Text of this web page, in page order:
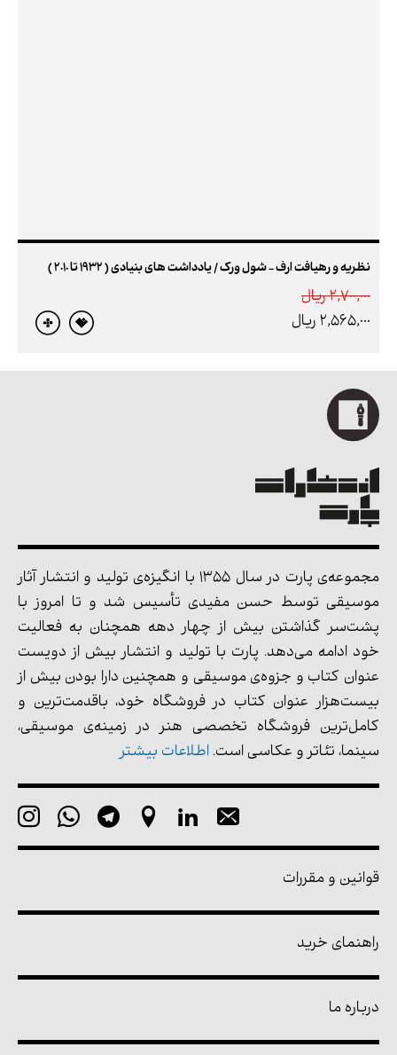
نظریه و رهیافت ارف - شول ورک / یادداشت های بنیادی ( 1932 تا 2010 )
2,700,000 ريال
2,565,000 ريال
مجموعه‌ی پارت در سال 1355 با انگیزه‌ی تولید و انتشار آثار
موسیقی توسط حسن مفیدی تأسیس شد و تا امروز با
پشت‌سر گذاشتن بیش از چهار دهه همچنان به فعالیت
خود ادامه می‌دهد. پارت با تولید و انتشار بیش از دویست
عنوان کتاب و جزوه‌ی موسیقی و همچنین دارا بودن بیش از
بیست‌هزار عنوان کتاب در فروشگاه خود، باقدمت‌ترین و
کامل‌ترین فروشگاه تخصصی هنر در زمینه‌ی موسیقی،
سینما، تئاتر و عکاسی است. اطلاعات بیشتر
قوانین و مقررات
راهنمای خرید
درباره ما